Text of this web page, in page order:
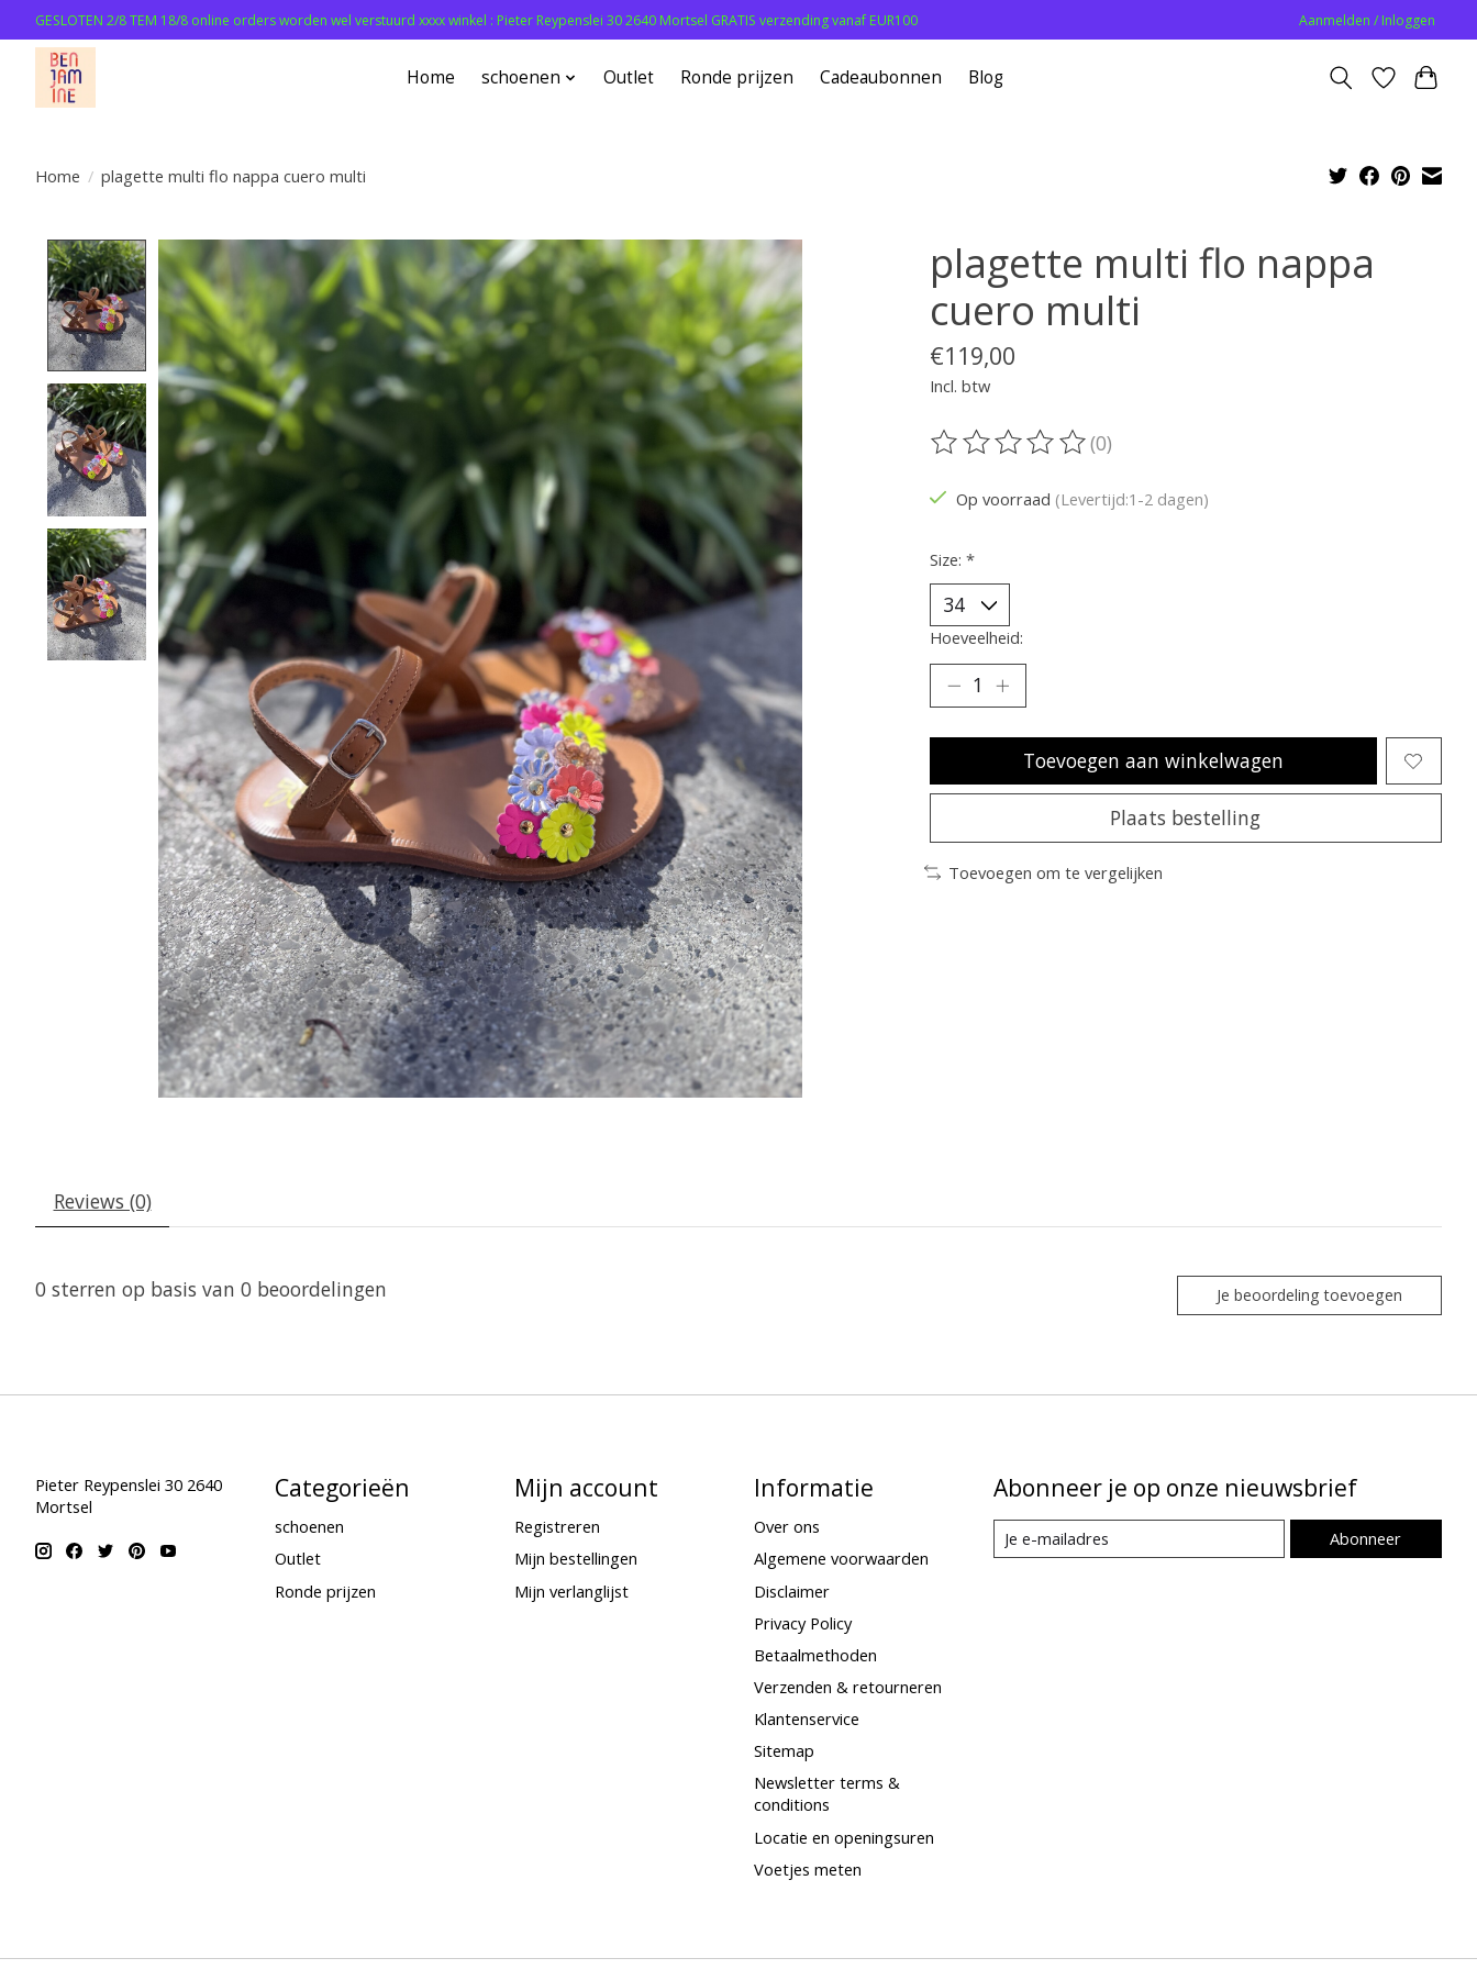
GESLOTEN 2/8 TEM 18/8 online orders worden wel verstuurd xxxx winkel : Pieter Reypenslei 30 2640 Mortsel GRATIS verzending vanaf EUR100 Aanmelden / Inloggen
Home schoenen Outlet Ronde prijzen Cadeaubonnen Blog
Home / plagette multi flo nappa cuero multi
Product image slideshow Items
plagette multi flo nappa
cuero multi
€119,00
Incl. btw
De beoordeling van dit product is
(0)
Op voorraad (Levertijd:1-2 dagen)
Size: *
Hoeveelheid:
Toevoegen aan winkelwagen
Plaats bestelling
Toevoegen om te vergelijken
Reviews (0)
0 sterren op basis van 0 beoordelingen Je beoordeling toevoegen
Pieter Reypenslei 30 2640
Mortsel
Categorieën
schoenen
Outlet
Ronde prijzen
Mijn account
Registreren
Mijn bestellingen
Mijn verlanglijst
Informatie
Over ons
Algemene voorwaarden
Disclaimer
Privacy Policy
Betaalmethoden
Verzenden & retourneren
Klantenservice
Sitemap
Newsletter terms &
conditions
Locatie en openingsuren
Voetjes meten
Abonneer je op onze nieuwsbrief
Abonneer